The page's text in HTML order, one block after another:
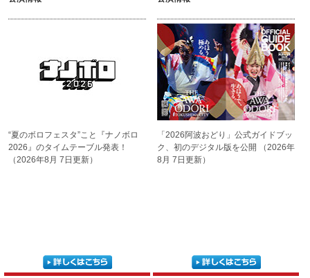
“夏のボロフェスタ”こと
『ナノボロ
2026』のタイムテーブル発表！
（2026年8月 7日更新）
「2026阿波おどり」公式ガイドブッ
ク、初のデジタル版を公開
（2026年
8月 7日更新）